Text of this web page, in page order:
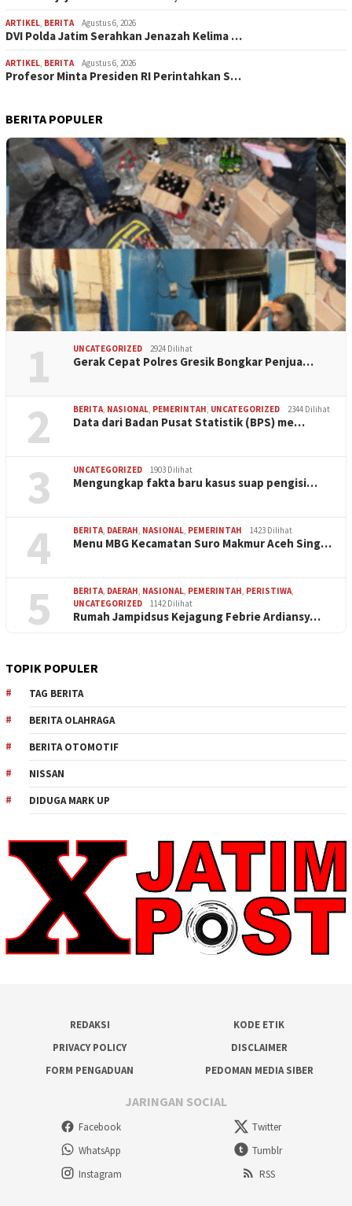
ARTIKEL, BERITA Agustus 6, 2026
DVI Polda Jatim Serahkan Jenazah Kelima …
ARTIKEL, BERITA Agustus 6, 2026
Profesor Minta Presiden RI Perintahkan S…
BERITA POPULER
1 UNCATEGORIZED 2924 Dilihat
Gerak Cepat Polres Gresik Bongkar Penjua…
2 BERITA, NASIONAL, PEMERINTAH, UNCATEGORIZED 2344 Dilihat
Data dari Badan Pusat Statistik (BPS) me…
3 UNCATEGORIZED 1903 Dilihat
Mengungkap fakta baru kasus suap pengisi…
4 BERITA, DAERAH, NASIONAL, PEMERINTAH 1423 Dilihat
Menu MBG Kecamatan Suro Makmur Aceh Sing…
5 BERITA, DAERAH, NASIONAL, PEMERINTAH, PERISTIWA,
UNCATEGORIZED
1142 Dilihat
Rumah Jampidsus Kejagung Febrie Ardiansy…
TOPIK POPULER
TAG BERITA
BERITA OLAHRAGA
BERITA OTOMOTIF
NISSAN
DIDUGA MARK UP
REDAKSI
KODE ETIK
PRIVACY POLICY
DISCLAIMER
FORM PENGADUAN
PEDOMAN MEDIA SIBER
JARINGAN SOCIAL
Facebook
Twitter
WhatsApp
Tumblr
Instagram
RSS